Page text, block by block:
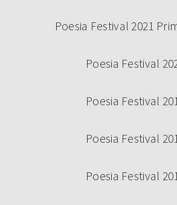
Poesia Festival 2021
Poesia Festival
Poesia Festival
Poesia Festival
Poesia Festival